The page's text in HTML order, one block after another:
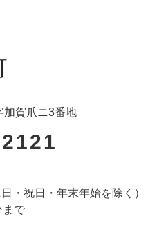
加賀爪ニ3番地
・祝日・年末年始を除く）
まで